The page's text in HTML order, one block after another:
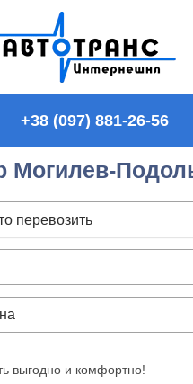
+38 (097) 881-26-56
Могилев-
перевозить
выгодно и комфортно!